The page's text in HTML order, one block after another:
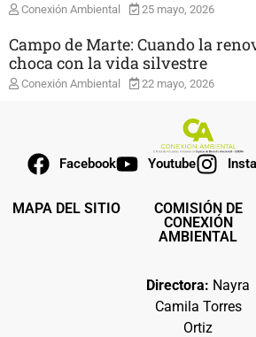
Conexión Ambiental 25 mayo, 2026
Campo de Marte: Cuando la
choca con la vida silvestre
Conexión Ambiental 22 mayo, 2026
Facebook Youtube
MAPA DEL SITIO
COMISIÓN DE
CONEXIÓN
AMBIENTAL
Directora: Nayra
Camila Torres
Ortiz